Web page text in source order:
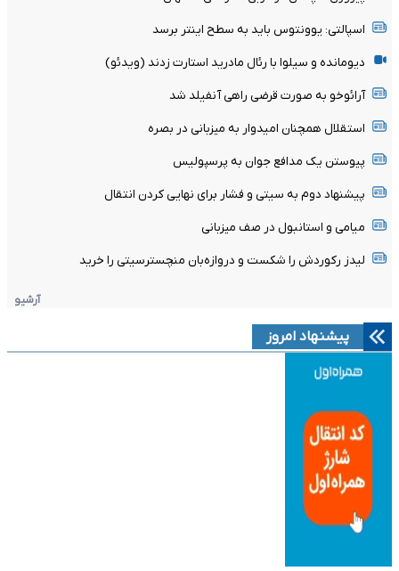
اسپالتی: یوونتوس باید به سطح اینتر برسد
دیومانده و سیلوا با رئال مادرید استارت زدند (ویدئو)
آرائوخو به صورت قرضی راهی آنفیلد شد
استقلال همچنان امیدوار به میزبانی در بصره
پیوستن یک مدافع جوان به پرسپولیس
پیشنهاد دوم به سیتی و فشار برای نهایی کردن انتقال
میامی و استانبول در صف میزبانی
لیدز رکوردش را شکست و دروازه‌بان منچسترسیتی را خرید
آرشیو
پیشنهاد امروز